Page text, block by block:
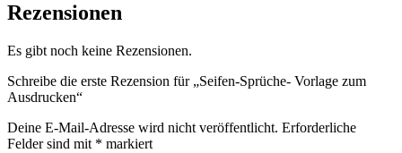
Rezensionen
Es gibt noch keine Rezensionen.
Schreibe die erste Rezension für „Seifen-Sprüche- Vorlage zum
Ausdrucken“
Deine E-Mail-Adresse wird nicht veröffentlicht. Erforderliche
Felder sind mit * markiert